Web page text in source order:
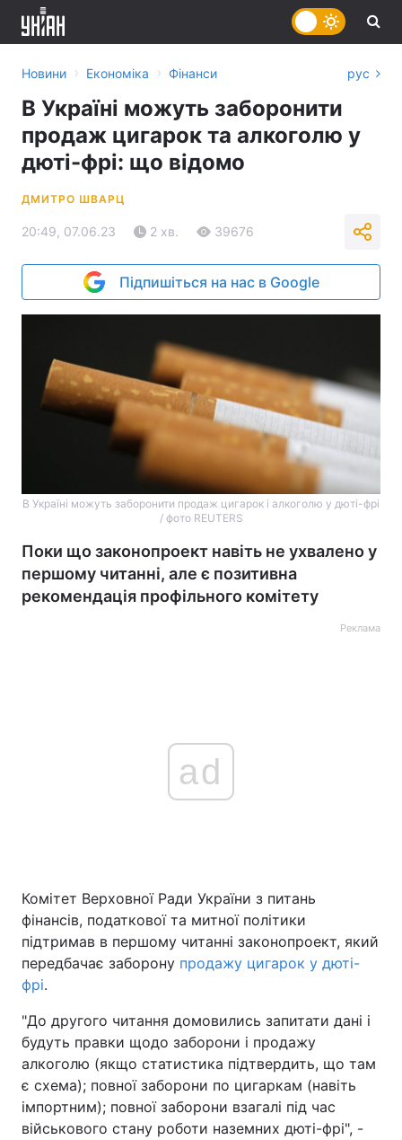
Україна Політика
Економіка Світ
Техно і зв'язок Лайт
Зброя Інциденти
Здоров'я
Новини › Економіка › Фінанси рус
В Україні можуть заборонити
продаж цигарок та алкоголю у
дюті-фрі: що відомо
ДМИТРО ШВАРЦ
20:49, 07.06.23 2 хв. 39676
Підпишіться на нас в Google
В Україні можуть заборонити продаж цигарок і алкоголю у дюті-фрі
/ фото REUTERS
Поки що законопроект навіть не ухвалено у
першому читанні, але є позитивна
рекомендація профільного комітету
Реклама
ad
Комітет Верховної Ради України з питань
фінансів, податкової та митної політики
підтримав в першому читанні законопроект, який
передбачає заборону продажу цигарок у дюті-
фрі.
"До другого читання домовились запитати дані і
будуть правки щодо заборони і продажу
алкоголю (якщо статистика підтвердить, що там
є схема); повної заборони по цигаркам (навіть
імпортним); повної заборони взагалі під час
військового стану роботи наземних дюті-фрі", -